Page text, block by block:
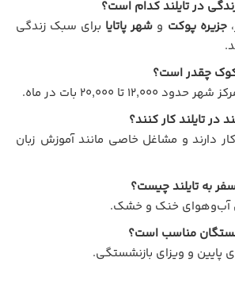
در تایلند کدام است؟
جزیره پوکت و شهر پاتایا برای سبک زندگی
چقدر است؟
تا ۲۰,۰۰۰ بات در ماه.
در تایلند کار کنند؟
کار دارند و مشاغل خاصی مانند آموزش زبان
به تایلند چیست؟
آب‌وهوای خنک و خشک.
مناسب است؟
پایین و ویزای بازنشستگی.